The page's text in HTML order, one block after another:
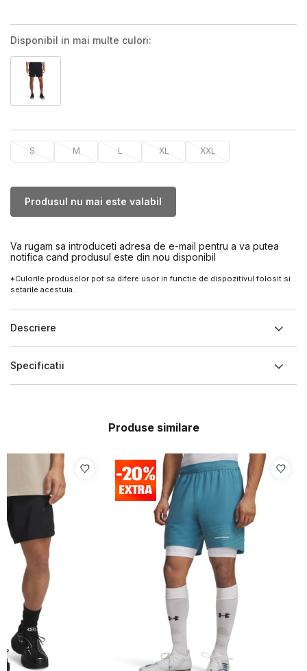
Disponibil in mai multe culori:
S M L XL XXL
Produsul nu mai este valabil
Va rugam sa introduceti adresa de e-mail pentru a va putea
notifica cand produsul este din nou disponibil
*Culorile produselor pot sa difere usor in functie de dispozitivul folosit si
setarile acestuia.
Descriere
Specificatii
Produse similare